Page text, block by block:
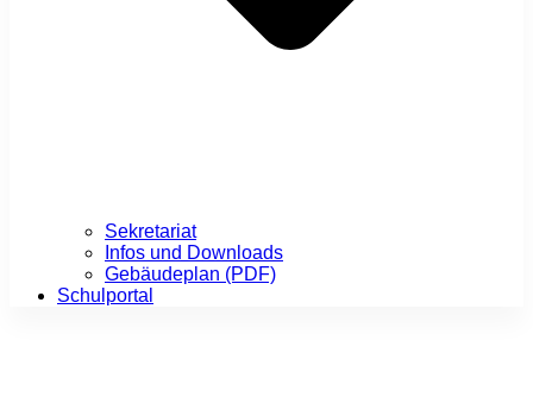
Sekretariat
Infos und Downloads
Gebäudeplan (PDF)
Schulportal